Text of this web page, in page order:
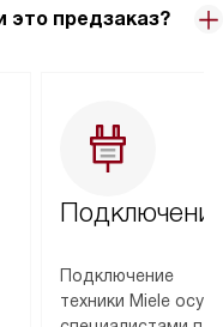
это предзаказ?
Подключение
техники Miele